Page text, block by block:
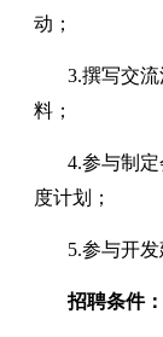
动；
3.撰写交
料；
4.参与制
度计划；
5.参与开
招聘条件：